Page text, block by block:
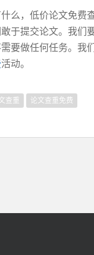
么，低价论文免费
于提交论文。我们
要做任何任务。我
活动。
查重 论文查重免费